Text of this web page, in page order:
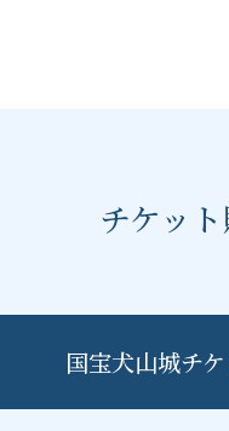
チケッ
国宝犬山城チ